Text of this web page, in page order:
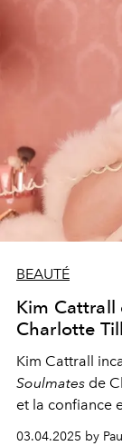
BEAUTÉ
Kim Cattrall
Charlotte
Kim Cattrall
Soulmates de
et la confiance
03.04.2025 by